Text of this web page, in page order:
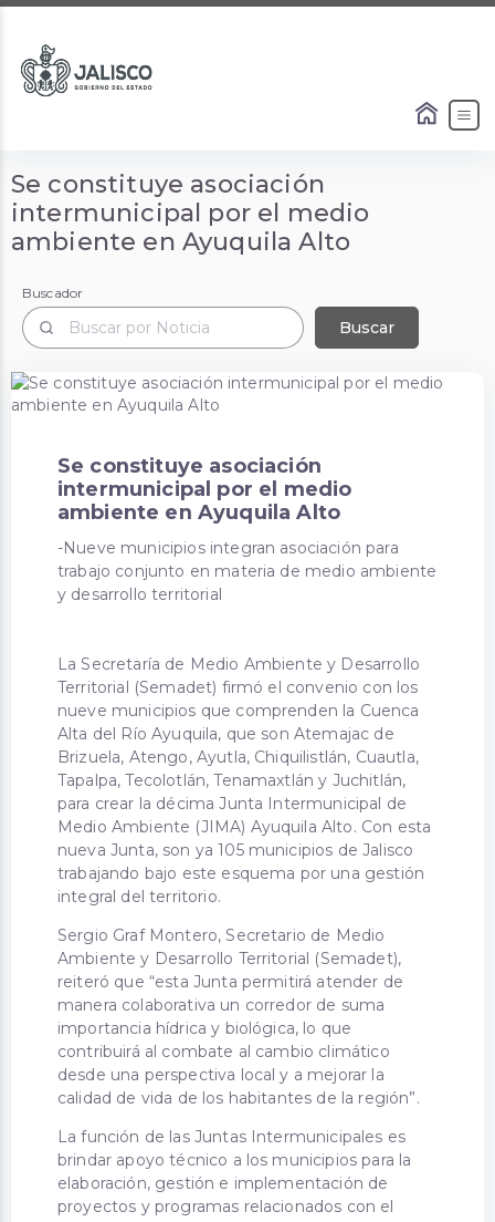
Se constituye asociación
intermunicipal por el medio
ambiente en Ayuquila Alto
Buscador
Buscador
Buscar
Se constituye asociación
intermunicipal por el medio
ambiente en Ayuquila Alto
-Nueve municipios integran asociación para
trabajo conjunto en materia de medio ambiente
y desarrollo territorial
La Secretaría de Medio Ambiente y Desarrollo
Territorial (Semadet) firmó el convenio con los
nueve municipios que comprenden la Cuenca
Alta del Río Ayuquila, que son Atemajac de
Brizuela, Atengo, Ayutla, Chiquilistlán, Cuautla,
Tapalpa, Tecolotlán, Tenamaxtlán y Juchitlán,
para crear la décima Junta Intermunicipal de
Medio Ambiente (JIMA) Ayuquila Alto. Con esta
nueva Junta, son ya 105 municipios de Jalisco
trabajando bajo este esquema por una gestión
integral del territorio.
Sergio Graf Montero, Secretario de Medio
Ambiente y Desarrollo Territorial (Semadet),
reiteró que “esta Junta permitirá atender de
manera colaborativa un corredor de suma
importancia hídrica y biológica, lo que
contribuirá al combate al cambio climático
desde una perspectiva local y a mejorar la
calidad de vida de los habitantes de la región”.
La función de las Juntas Intermunicipales es
brindar apoyo técnico a los municipios para la
elaboración, gestión e implementación de
proyectos y programas relacionados con el